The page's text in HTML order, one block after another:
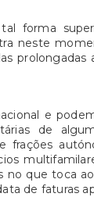
forma
neste
prolongadas
e
de
frações
que toca
de faturas